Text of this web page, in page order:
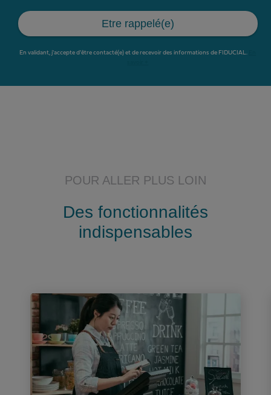
Etre rappelé(e)
En validant, j'accepte d'être contacté(e) et de recevoir des informations de FIDUCIAL.
POUR ALLER PLUS LOIN
Des fonctionnalités
indispensables